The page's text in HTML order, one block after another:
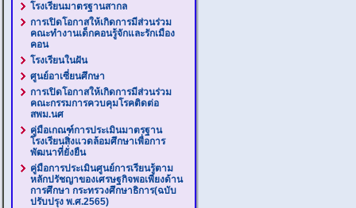
โรงเรียนมาตรฐานสากล
การเปิดโอกาสให้เกิดการมีส่วนร่วม
คณะทำงานเด็กคอนรู้จักและรักเมือง
คอน
โรงเรียนในฝัน
ศูนย์อาเซี่ยนศึกษา
การเปิดโอกาสให้เกิดการมีส่วนร่วม
คณะกรรมการควบคุมโรคติดต่อ
สพม.นศ
คู่มือเกณฑ์การประเมินมาตรฐาน
โรงเรียนสิ่งแวดล้อมศึกษาเพื่อการ
พัฒนาที่ยั่งยืน
คู่มือการประเมินศูนย์การเรียนรู้ตาม
หลักปรัชญาของเศรษฐกิจพอเพียงด้าน
การศึกษา กระทรวงศึกษาธิการ(ฉบับ
ปรับปรุง พ.ศ.2565)